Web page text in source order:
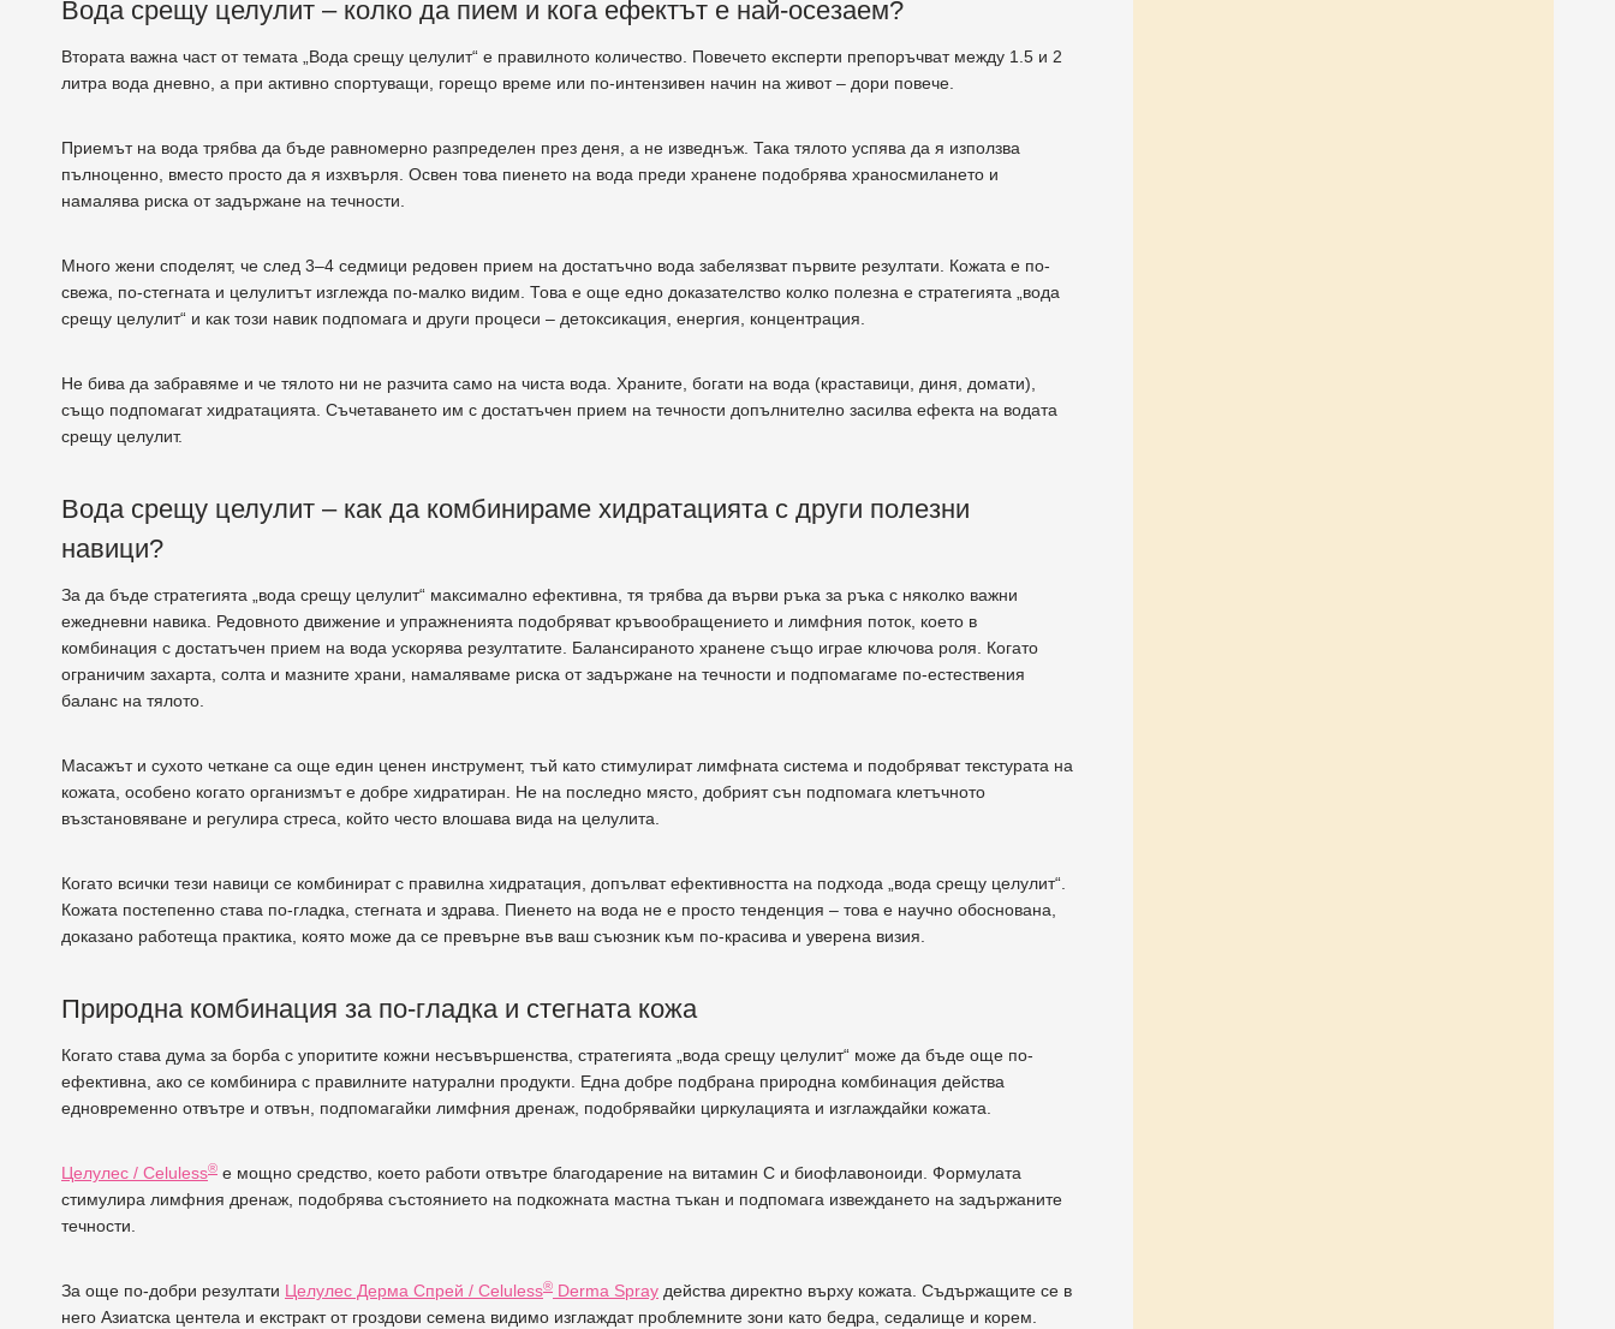
Вода срещу целулит – колко да пием и кога ефектът е най-осезаем?
Втората важна част от темата „Вода срещу целулит“ е правилното количество. Повечето експерти препоръчват между 1.5 и 2
литра вода дневно, а при активно спортуващи, горещо време или по-интензивен начин на живот – дори повече.
Приемът на вода трябва да бъде равномерно разпределен през деня, а не изведнъж. Така тялото успява да я използва
пълноценно, вместо просто да я изхвърля. Освен това пиенето на вода преди хранене подобрява храносмилането и
намалява риска от задържане на течности.
Много жени споделят, че след 3–4 седмици редовен прием на достатъчно вода забелязват първите резултати. Кожата е по-
свежа, по-стегната и целулитът изглежда по-малко видим. Това е още едно доказателство колко полезна е стратегията „вода
срещу целулит“ и как този навик подпомага и други процеси – детоксикация, енергия, концентрация.
Не бива да забравяме и че тялото ни не разчита само на чиста вода. Храните, богати на вода (краставици, диня, домати),
също подпомагат хидратацията. Съчетаването им с достатъчен прием на течности допълнително засилва ефекта на водата
срещу целулит.
Вода срещу целулит – как да комбинираме хидратацията с други полезни
навици?
За да бъде стратегията „вода срещу целулит“ максимално ефективна, тя трябва да върви ръка за ръка с няколко важни
ежедневни навика. Редовното движение и упражненията подобряват кръвообращението и лимфния поток, което в
комбинация с достатъчен прием на вода ускорява резултатите. Балансираното хранене също играе ключова роля. Когато
ограничим захарта, солта и мазните храни, намаляваме риска от задържане на течности и подпомагаме по-естествения
баланс на тялото.
Масажът и сухото четкане са още един ценен инструмент, тъй като стимулират лимфната система и подобряват текстурата на
кожата, особено когато организмът е добре хидратиран. Не на последно място, добрият сън подпомага клетъчното
възстановяване и регулира стреса, който често влошава вида на целулита.
Когато всички тези навици се комбинират с правилна хидратация, допълват ефективността на подхода „вода срещу целулит“.
Кожата постепенно става по-гладка, стегната и здрава. Пиенето на вода не е просто тенденция – това е научно обоснована,
доказано работеща практика, която може да се превърне във ваш съюзник към по-красива и уверена визия.
Природна комбинация за по-гладка и стегната кожа
Когато става дума за борба с упоритите кожни несъвършенства, стратегията „вода срещу целулит“ може да бъде още по-
ефективна, ако се комбинира с правилните натурални продукти. Една добре подбрана природна комбинация действа
едновременно отвътре и отвън, подпомагайки лимфния дренаж, подобрявайки циркулацията и изглаждайки кожата.
Целулес / Celuless® е мощно средство, което работи отвътре благодарение на витамин C и биофлавоноиди. Формулата
стимулира лимфния дренаж, подобрява състоянието на подкожната мастна тъкан и подпомага извеждането на задържаните
течности.
За още по-добри резултати Целулес Дерма Спрей / Celuless® Derma Spray действа директно върху кожата. Съдържащите се в
него Азиатска центела и екстракт от гроздови семена видимо изглаждат проблемните зони като бедра, седалище и корем.